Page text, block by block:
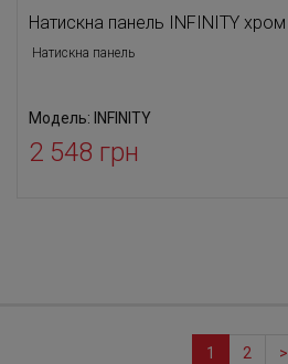
Натискна панель INFINITY хром
Натискна панель
Модель: INFINITY
2 548 грн
1 2 >